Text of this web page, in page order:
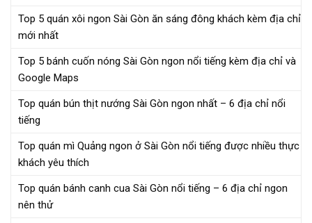
Top 5 quán xôi ngon Sài Gòn ăn sáng đông khách kèm địa chỉ
mới nhất
Top 5 bánh cuốn nóng Sài Gòn ngon nổi tiếng kèm địa chỉ và
Google Maps
Top quán bún thịt nướng Sài Gòn ngon nhất – 6 địa chỉ nổi
tiếng
Top quán mì Quảng ngon ở Sài Gòn nổi tiếng được nhiều thực
khách yêu thích
Top quán bánh canh cua Sài Gòn nổi tiếng – 6 địa chỉ ngon
nên thử